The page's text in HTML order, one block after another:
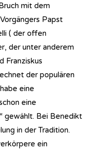
mit dem
Papst
( der offen
der unter anderem
Franziskus
der populären
eine
eine
gewählt. Bei Benedikt
in der Tradition.
ein